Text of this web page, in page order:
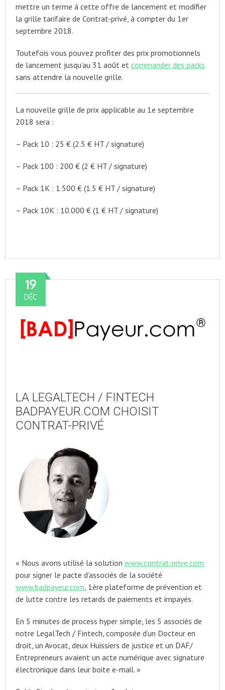
mettre un terme à cette offre de lancement et modifier
la grille tarifaire de Contrat-privé, à compter du 1er
septembre 2018.
Toutefois vous pouvez profiter des prix promotionnels
de lancement jusqu’au 31 août et commander des packs
sans attendre la nouvelle grille.
La nouvelle grille de prix applicable au 1e septembre
2018 sera :
– Pack 10 : 25 € (2.5 € HT / signature)
– Pack 100 : 200 € (2 € HT / signature)
– Pack 1K : 1.500 € (1.5 € HT / signature)
– Pack 10K : 10.000 € (1 € HT / signature)
LA LEGALTECH / FINTECH
BADPAYEUR.COM CHOISIT
CONTRAT-PRIVÉ
19
DÉC
« Nous avons utilisé la solution www.contrat-prive.com
pour signer le pacte d’associés de la société
www.badpayeur.com, 1ère plateforme de prévention et
de lutte contre les retards de paiements et impayés.
En 5 minutes de process hyper simple, les 5 associés de
notre LegalTech / Fintech, composée d’un Docteur en
droit, un Avocat, deux Huissiers de justice et un DAF/
Entrepreneurs avaient un acte numérique avec signature
électronique dans leur boite e-mail. »